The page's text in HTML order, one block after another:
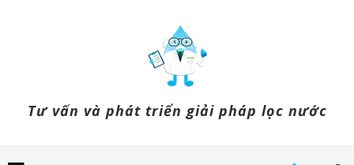
Tư vấn và phát triển giải pháp lọc nước